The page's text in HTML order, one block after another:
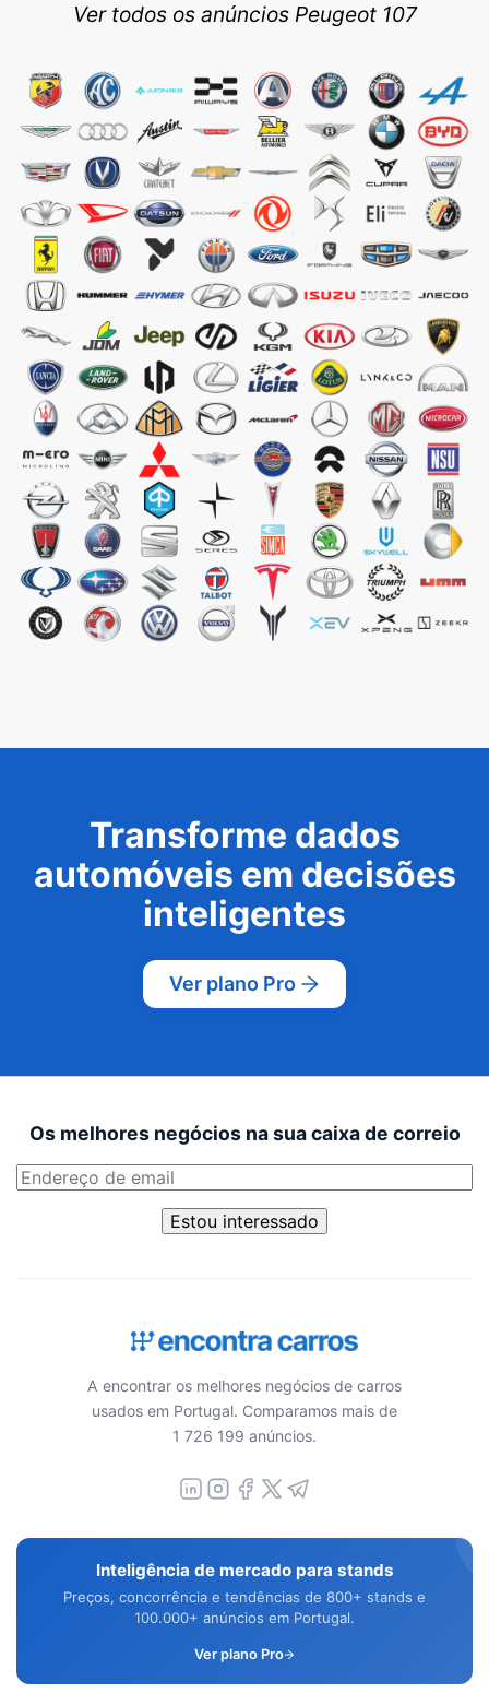
Ver todos os anúncios Peugeot 107
Transforme dados
automóveis em decisões
inteligentes
Ver plano Pro
Os melhores negócios na sua caixa de correio
Estou interessado
A encontrar os melhores negócios de carros
usados em Portugal. Comparamos mais de
1 726 199 anúncios.
Inteligência de mercado para stands
Preços, concorrência e tendências de 800+ stands e
100.000+ anúncios em Portugal.
Ver plano Pro